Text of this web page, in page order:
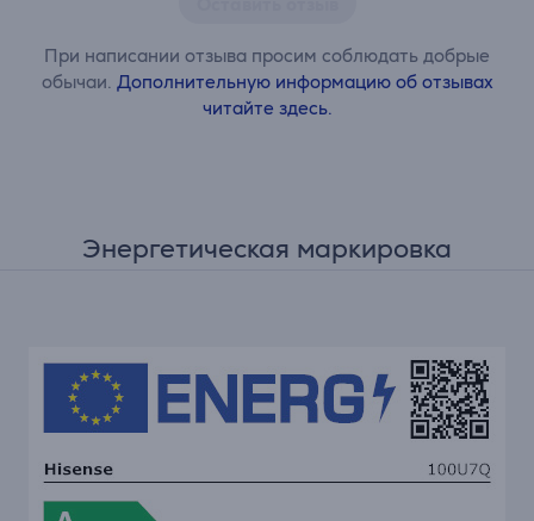
При написании отзыва просим соблюдать добрые
обычаи. Дополнительную информацию об отзывах
читайте здесь.
Энергетическая маркировка